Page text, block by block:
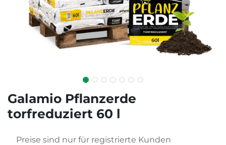
Galamio Pflanzerde
torfreduziert 60 l
Preise sind nur für registrierte Kunden